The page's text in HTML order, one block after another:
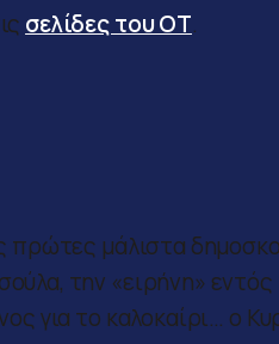
σελίδες του ΟΤ.
πρώτες μάλιστα
την «ειρήνη»
για το καλοκαίρι… ο